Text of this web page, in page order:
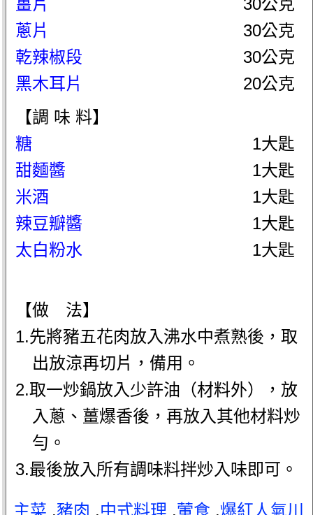
薑片
30公克
蔥片
30公克
乾辣椒段
30公克
黑木耳片
20公克
【調 味 料】
糖
1大匙
甜麵醬
1大匙
米酒
1大匙
辣豆瓣醬
1大匙
太白粉水
1大匙
【做 法】
1.先將豬五花肉放入沸水中煮熟後，取
出放涼再切片，備用。
2.取一炒鍋放入少許油（材料外），放
入蔥、薑爆香後，再放入其他材料炒
勻。
3.最後放入所有調味料拌炒入味即可。
主菜 .豬肉 .中式料理 .葷食 .爆紅人氣川